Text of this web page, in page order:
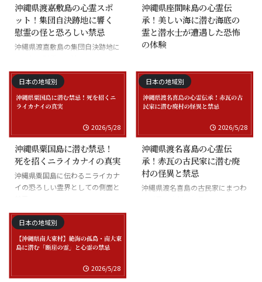
沖縄県渡嘉敷島の心霊スポ
ット！集団自決跡地に響く
慰霊の怪と恐ろしい禁忌
沖縄県渡嘉敷島の集団自決跡地に
沖縄県座間味島の心霊伝
承！美しい海に潜む海底の
霊と潜水士が遭遇した恐怖
の体験
士の怪談
日本の地域別
2026/5/28
沖縄県粟国島に潜む禁忌！
死を招くニライカナイの真実
沖縄県粟国島に伝わるニライカナ
イの恐ろしい霊界としての側面と
日本の地域別
2026/5/28
沖縄県渡名喜島の心霊伝
承！赤瓦の古民家に潜む廃
村の怪異と禁忌
沖縄県渡名喜島の古民家にまつわ
日本の地域別
2026/5/28